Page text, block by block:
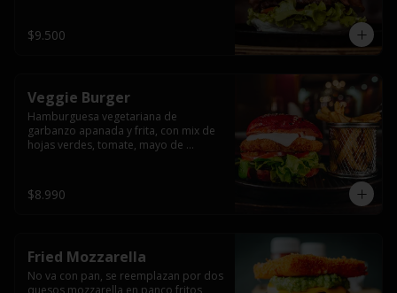
$9.500
Veggie Burger
Hamburguesa vegetariana de
garbanzo apanada y frita, con mix de
hojas verdes, tomate, mayo de
$8.990
Fried Mozzarella
No va con pan, se reemplazan por dos
quesos mozzarella en panco fritos,